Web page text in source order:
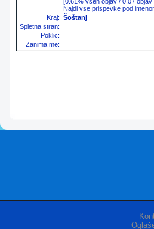
Najdi vse prispevke pod
Kraj: Šoštanj
Spletna stran:
Poklic:
Zanima me: